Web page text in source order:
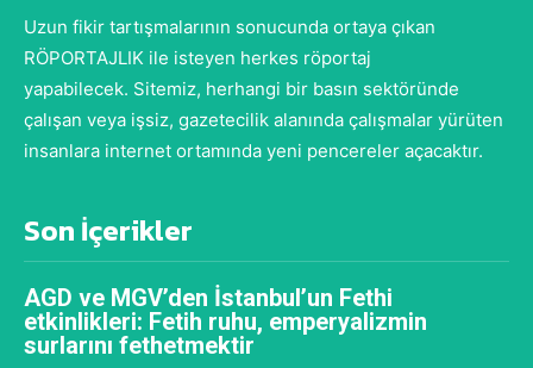
Uzun fikir tartışmalarının sonucunda ortaya çıkan
RÖPORTAJLIK ile isteyen herkes röportaj
yapabilecek. Sitemiz, herhangi bir basın sektöründe
çalışan veya işsiz, gazetecilik alanında çalışmalar yürüten
insanlara internet ortamında yeni pencereler açacaktır.
Son İçerikler
AGD ve MGV’den İstanbul’un Fethi
etkinlikleri: Fetih ruhu, emperyalizmin
surlarını fethetmektir